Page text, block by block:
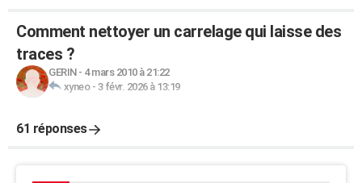
Comment nettoyer un carrelage qui laisse des
traces ?
GERIN- 4 mars 2010 à 21:22
xyneo- 3 févr. 2026 à 13:19
61 réponses